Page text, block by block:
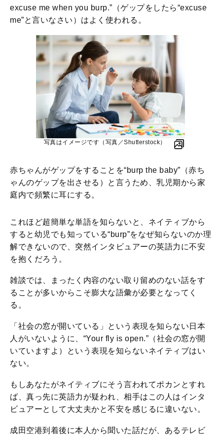
excuse me when you burp.”（ゲップをしたら“excuse
me”と言いなさい）はよく使われる。
写真はイメージです（写真／Shutterstock）
赤ちゃんがゲップをすることを“burp the baby”（赤ち
ゃんのゲップを出させる）と言うため、乳児期から家
庭内で頻繁に耳にする。
これほど超簡単な単語を知らないと、ネイティブから
すると幼児でも知っている“burp”をなぜ知らないのか理
解できないので、突然インタビュアーの英語力に不安
を抱くだろう。
雑談では、まったく内容のない取り留めのない話をす
ることが多いからこそ膨大な語彙が必要となってく
る。
「社会の窓が開いている」という表現を知らない日本
人がいないように、“Your fly is open.”（社会の窓が開
いていますよ）という表現を知らないネイティブはい
ない。
もしあなたがネイティブにそう言われてポカンとすれ
ば、真っ先に英語力が疑われ、相手はこの人はインタ
ビュアーとして大丈夫かと不安を感じるに違いない。
成田空港到着後に本人から聞いた話だが、あるテレビ